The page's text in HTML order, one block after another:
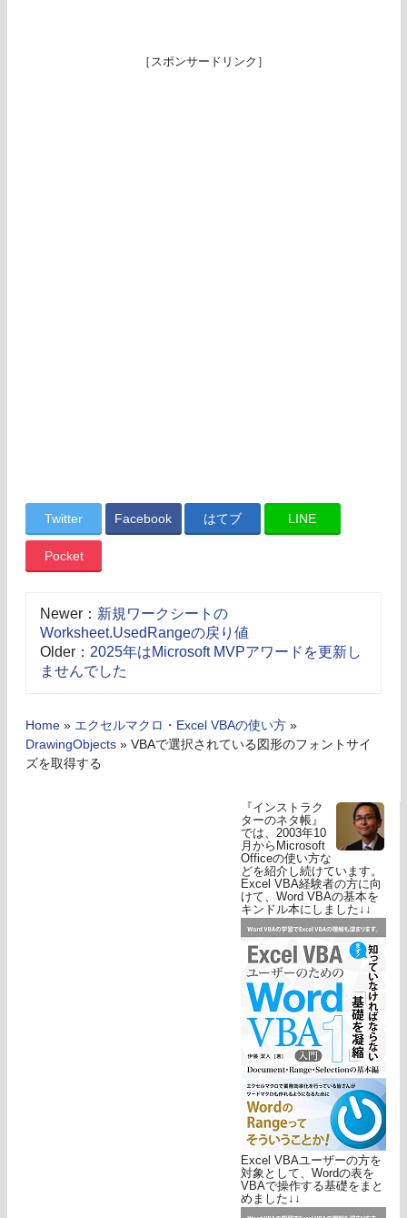
［スポンサードリンク］
Twitter Facebook はてブ LINE
Pocket
Newer： 新規ワークシートの
Worksheet.UsedRangeの戻り値
Older： 2025年はMicrosoft MVPアワードを更新し
ませんでした
Home » エクセルマクロ・Excel VBAの使い方 »
DrawingObjects » VBAで選択されている図形のフォントサイ
ズを取得する
『インストラク
ターのネタ帳』
では、2003年10
月からMicrosoft
Officeの使い方な
どを紹介し続けています。
Excel VBA経験者の方に向
けて、Word VBAの基本を
キンドル本にしました↓↓
Excel VBAユーザーの方を
対象として、Wordの表を
VBAで操作する基礎をまと
めました↓↓